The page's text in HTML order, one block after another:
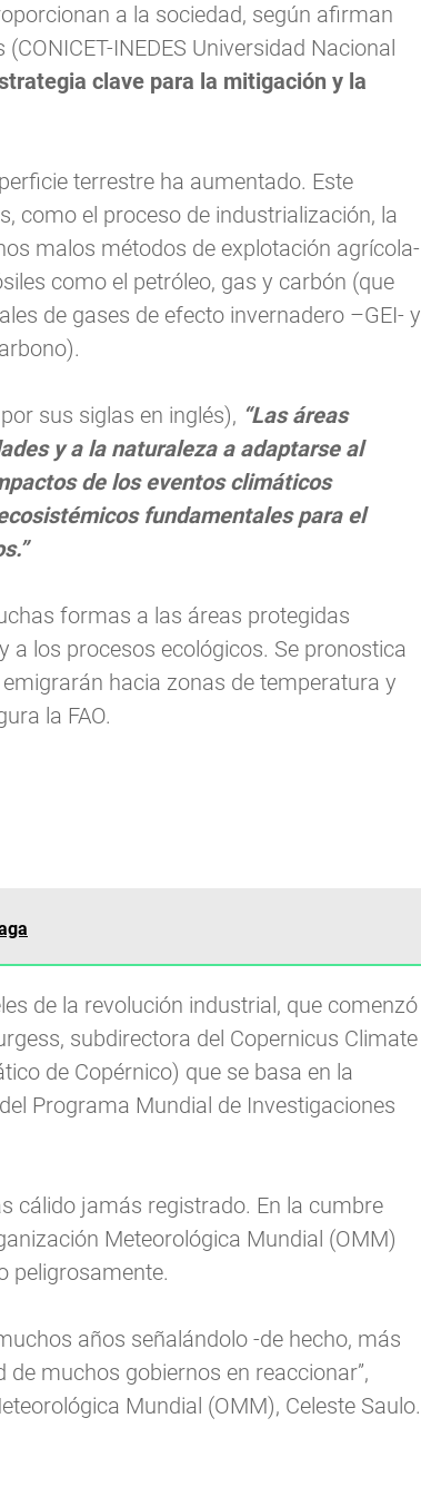
a la sociedad, según afirman
INEDES Universidad Nacional
clave para la mitigación y la
terrestre ha aumentado. Este
como el proceso de industrialización, la
malos métodos de explotación agrícola-
como el petróleo, gas y carbón (que
de gases de efecto invernadero –GEI- y
sus siglas en inglés), “Las áreas
y a la naturaleza a adaptarse al
de los eventos climáticos
fundamentales para el
formas a las áreas protegidas
a los procesos ecológicos. Se pronostica
hacia zonas de temperatura y
la FAO.
de la revolución industrial, que comenzó
subdirectora del Copernicus Climate
de Copérnico) que se basa en la
Programa Mundial de Investigaciones
cálido jamás registrado. En la cumbre
Meteorológica Mundial (OMM)
peligrosamente.
años señalándolo -de hecho, más
de muchos gobiernos en reaccionar”,
Mundial (OMM), Celeste Saulo.